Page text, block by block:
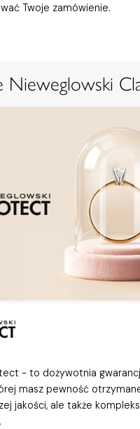
Twoje zamówienie.
Nieweglowski
- to dożywotnia
masz pewność
jakości, ale także